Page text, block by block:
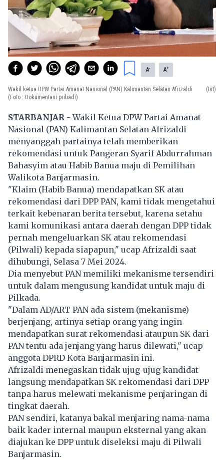
A- A+
Wakil ketua DPW Partai Amanat Nasional (PAN) Kalimantan Selatan Afrizaldi
(Foto : Dokumentasi pribadi)
(Ist)
STARBANJAR -Wakil Ketua DPW Partai Amanat
Nasional (PAN) Kalimantan Selatan Afrizaldi
menyanggah partainya telah memberikan
rekomendasi untuk Pangeran Syarif Abdurrahman
Bahasyim atau Habib Banua maju di Pemilihan
Walikota Banjarmasin.
"Klaim (Habib Banua) mendapatkan SK atau
rekomendasi dari DPP PAN, kami tidak mengetahui
terkait kebenaran berita tersebut, karena setahu
kami komunikasi antara daerah dengan DPP tidak
pernah mengeluarkan SK atau rekomendasi
(Pilwali) kepada siapapun," ucap Afrizaldi saat
dihubungi, Selasa 7 Mei 2024.
Dia menyebut PAN memiliki mekanisme tersendiri
untuk dalam mengusung kandidat untuk maju di
Pilkada.
"Dalam AD/ART PAN ada sistem (mekanisme)
berjenjang, artinya setiap orang yang ingin
mendapatkan surat rekomendasi ataupun SK dari
PAN tentu ada jenjang yang harus dilewati," ucap
anggota DPRD Kota Banjarmasin ini.
Afrizaldi menegaskan tidak ujug-ujug kandidat
langsung mendapatkan SK rekomendasi dari DPP
tanpa harus melewati mekanisme penjaringan di
tingkat daerah.
PAN sendiri, katanya bakal menjaring nama-nama
baik kader internal maupun eksternal yang akan
diajukan ke DPP untuk diseleksi maju di Pilwali
Banjarmasin.